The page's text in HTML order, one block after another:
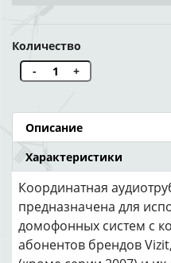
Количество
-
+
Описание
Характеристики
Координатная
предназначена для
домофонных систем с
абонентов брендов